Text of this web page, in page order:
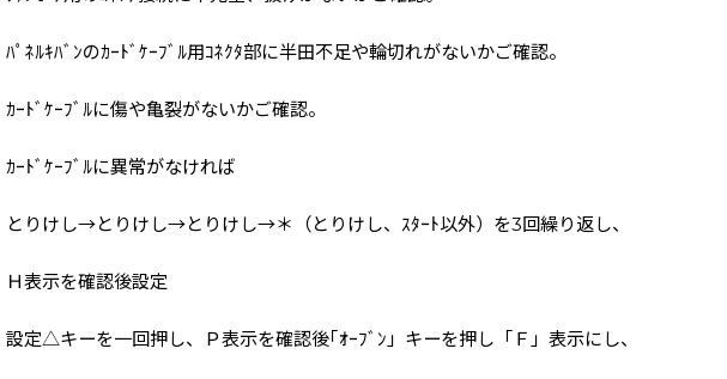
ﾊﾟﾈﾙｷﾊﾞﾝのｶｰﾄﾞｹｰﾌﾞﾙ用ｺﾈｸﾀ部に半田不足や輪切れがないかご確認。
ｶｰﾄﾞｹｰﾌﾞﾙに傷や亀裂がないかご確認。
ｶｰﾄﾞｹｰﾌﾞﾙに異常がなければ
とりけし→とりけし→とりけし→＊（とりけし、ｽﾀｰﾄ以外）を3回繰り返し、
Ｈ表示を確認後設定
設定△キーを一回押し、Ｐ表示を確認後｢ｵｰﾌﾞﾝ」キーを押し「Ｆ」表示にし、